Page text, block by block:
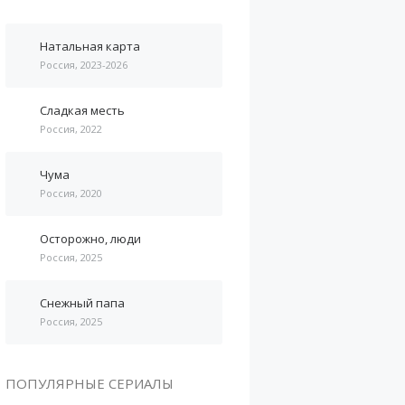
Натальная карта
Россия, 2023-2026
Сладкая месть
Россия, 2022
Чума
Россия, 2020
Осторожно, люди
Россия, 2025
Снежный папа
Россия, 2025
ПОПУЛЯРНЫЕ СЕРИАЛЫ